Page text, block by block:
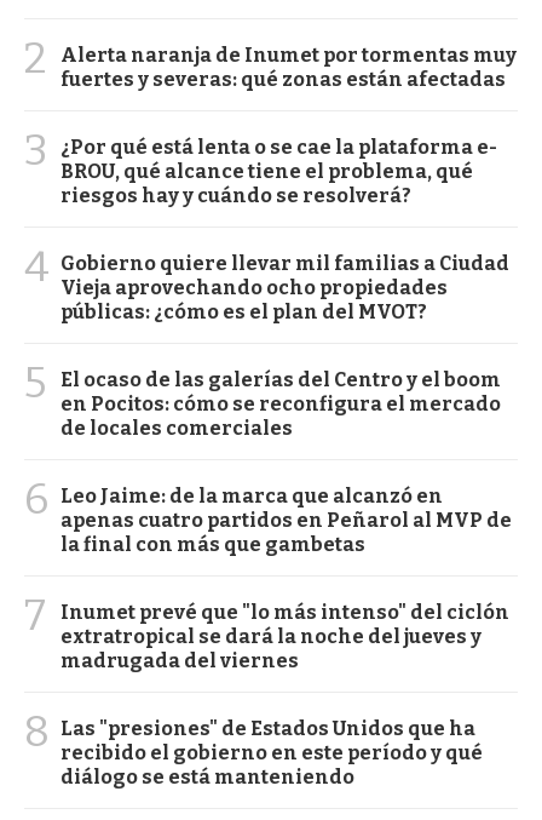
2
Alerta naranja de Inumet por tormentas muy
fuertes y severas: qué zonas están afectadas
3
¿Por qué está lenta o se cae la plataforma e-
BROU, qué alcance tiene el problema, qué
riesgos hay y cuándo se resolverá?
4 Gobierno quiere llevar mil familias a Ciudad
Vieja aprovechando ocho propiedades
públicas: ¿cómo es el plan del MVOT?
5
El ocaso de las galerías del Centro y el boom
en Pocitos: cómo se reconfigura el mercado
de locales comerciales
6
Leo Jaime: de la marca que alcanzó en
apenas cuatro partidos en Peñarol al MVP de
la final con más que gambetas
7
Inumet prevé que "lo más intenso" del ciclón
extratropical se dará la noche del jueves y
madrugada del viernes
8
Las "presiones" de Estados Unidos que ha
recibido el gobierno en este período y qué
diálogo se está manteniendo